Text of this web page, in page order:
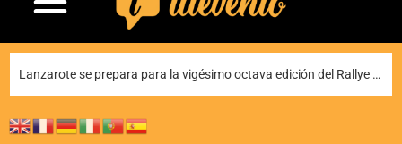
La historia y la música dialogan en Yaiza